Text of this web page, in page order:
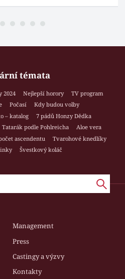
témata
2024 Nejlepší horory
TV program
Počasí
Kdy budou volby
– katalog
7 pádů Honzy Dědka
Tatarák podle Pohlreicha
Aloe vera
ascendentu
Tvarohové knedlíky
Švestkový koláč
Management
Press
Castingy a výzvy
Kontakty